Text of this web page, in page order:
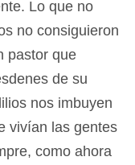
Lo que no
no consiguieron
pastor que
de su
nos imbuyen
vivían las gentes
como ahora